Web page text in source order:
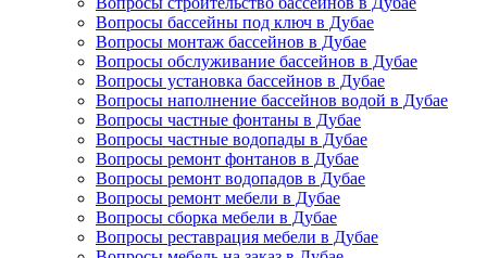
Вопросы бассейны под ключ в Дубае
Вопросы монтаж бассейнов в Дубае
Вопросы обслуживание бассейнов в Дубае
Вопросы установка бассейнов в Дубае
Вопросы наполнение бассейнов водой в Дубае
Вопросы частные фонтаны в Дубае
Вопросы частные водопады в Дубае
Вопросы ремонт фонтанов в Дубае
Вопросы ремонт водопадов в Дубае
Вопросы ремонт мебели в Дубае
Вопросы сборка мебели в Дубае
Вопросы реставрация мебели в Дубае